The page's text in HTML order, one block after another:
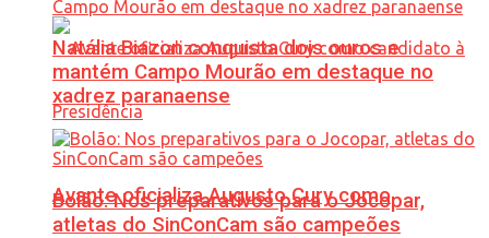
Avante oficializa Augusto Cury como
Natália Biazon conquista dois ouros e
mantém Campo Mourão em destaque no
xadrez paranaense
Bolão: Nos preparativos para o Jocopar,
atletas do SinConCam são campeões